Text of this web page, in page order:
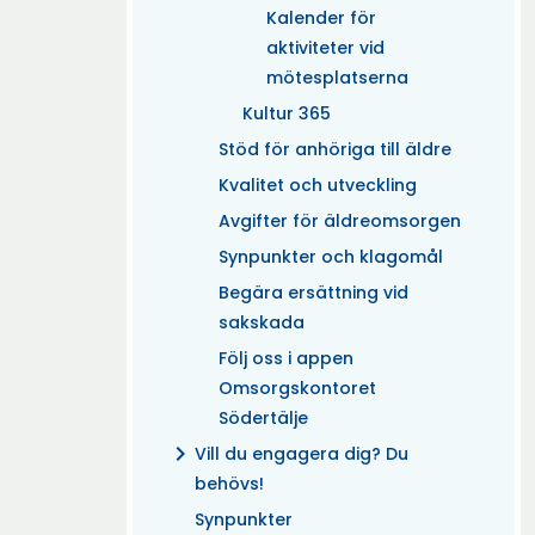
Kalender för
aktiviteter vid
mötesplatserna
Kultur 365
Stöd för anhöriga till äldre
Kvalitet och utveckling
Avgifter för äldreomsorgen
Synpunkter och klagomål
Begära ersättning vid
sakskada
Följ oss i appen
Omsorgskontoret
Södertälje
chevron_right Vill du engagera dig? Du
behövs!
Synpunkter